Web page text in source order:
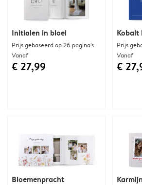
Initialen in bloei
Prijs gebaseerd op 26 pagina's
Vanaf
€ 27,99
Kobalt
Prijs
Vanaf
€
Bloemenpracht